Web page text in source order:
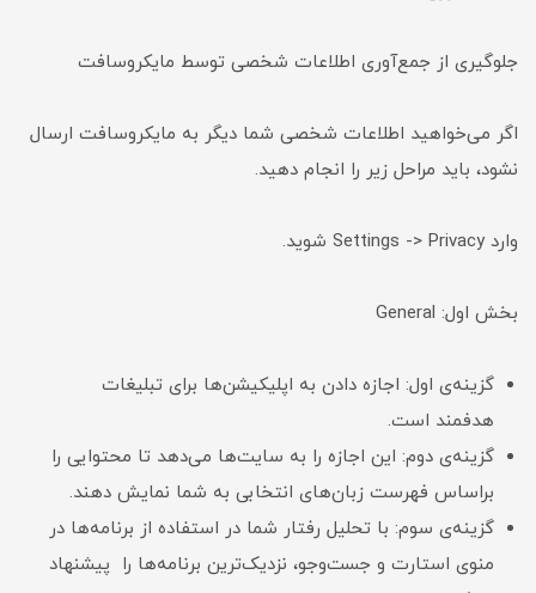
جلوگیری از جمع‌آوری اطلاعات شخصی توسط مایکروسافت
اگر می‌خواهید اطلاعات شخصی شما دیگر به مایکروسافت ارسال
نشود، باید مراحل زیر را انجام دهید.
وارد Settings -> Privacy شوید.
بخش اول: General
گزینه‌ی اول: اجازه دادن به اپلیکیشن‌ها برای تبلیغات
هدفمند است.
گزینه‌ی دوم: این اجازه را به سایت‌ها می‌دهد تا محتوایی را
براساس فهرست زبان‌های انتخابی به شما نمایش دهند.
گزینه‌ی سوم: با تحلیل رفتار شما در استفاده از برنامه‌ها در
منوی استارت و جست‌وجو، نزدیک‌ترین برنامه‌ها را پیشنهاد